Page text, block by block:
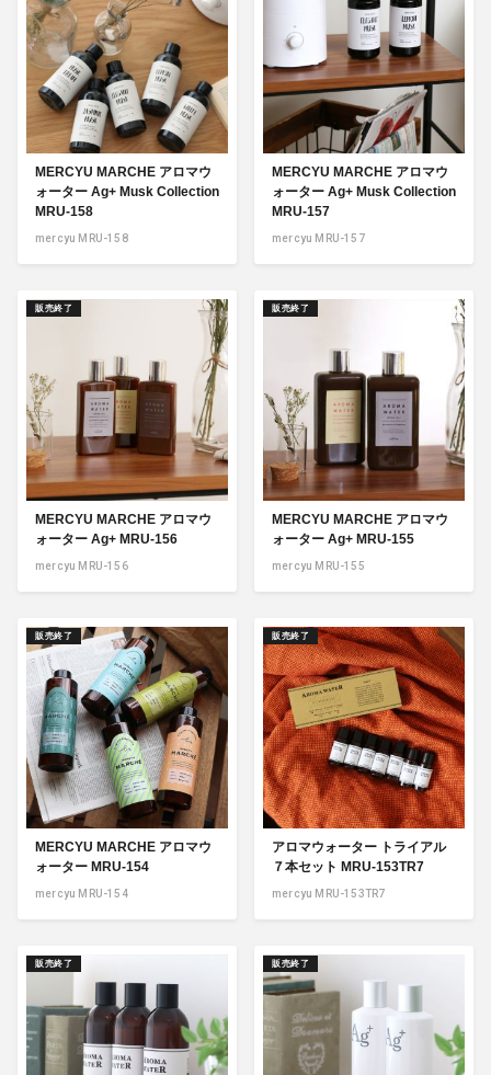
MERCYU MARCHE アロマウ
ォーター Ag+ Musk Collection
MRU-158
mercyu MRU-158
MERCYU MARCHE アロマウ
ォーター Ag+ Musk Collection
MRU-157
mercyu MRU-157
MERCYU MARCHE アロマウ
ォーター Ag+ MRU-156
mercyu MRU-156
販売終了
MERCYU MARCHE アロマウ
ォーター Ag+ MRU-155
mercyu MRU-155
販売終了
MERCYU MARCHE アロマウ
ォーター MRU-154
mercyu MRU-154
販売終了
アロマウォーター トライアル
７本セット MRU-153TR7
mercyu MRU-153TR7
販売終了
販売終了 販売終了